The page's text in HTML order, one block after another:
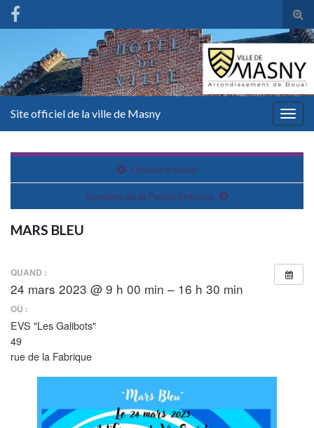
Site officiel de la ville de Masny
Chasse à l’oeuf
Semaine de la Petite Enfance
MARS BLEU
QUAND :
24 mars 2023 @ 9 h 00 min – 16 h 30 min
OÙ :
EVS "Les Galibots"
49
rue de la Fabrique